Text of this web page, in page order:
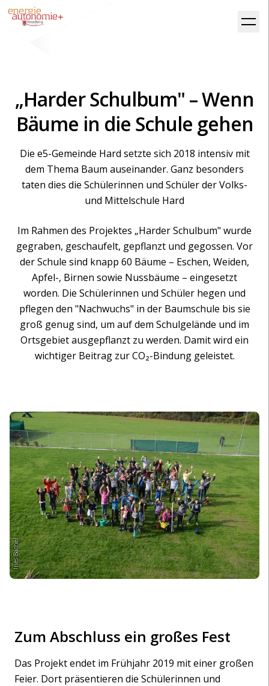
„Harder Schulbum" – Wenn
Bäume in die Schule gehen
Die e5-Gemeinde Hard setzte sich 2018 intensiv mit
dem Thema Baum auseinander. Ganz besonders
taten dies die Schülerinnen und Schüler der Volks-
und Mittelschule Hard
Im Rahmen des Projektes „Harder Schulbum" wurde
gegraben, geschaufelt, gepflanzt und gegossen. Vor
der Schule sind knapp 60 Bäume – Eschen, Weiden,
Apfel-, Birnen sowie Nussbäume – eingesetzt
worden. Die Schülerinnen und Schüler hegen und
pflegen den "Nachwuchs" in der Baumschule bis sie
groß genug sind, um auf dem Schulgelände und im
Ortsgebiet ausgepflanzt zu werden. Damit wird ein
wichtiger Beitrag zur CO₂-Bindung geleistet.
Ines Bacher
Zum Abschluss ein großes Fest
Das Projekt endet im Frühjahr 2019 mit einer großen
Feier. Dort präsentieren die Schülerinnen und